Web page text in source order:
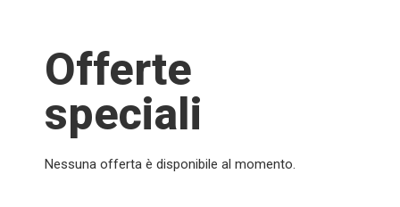
Offerte
speciali
Nessuna offerta è disponibile al momento.